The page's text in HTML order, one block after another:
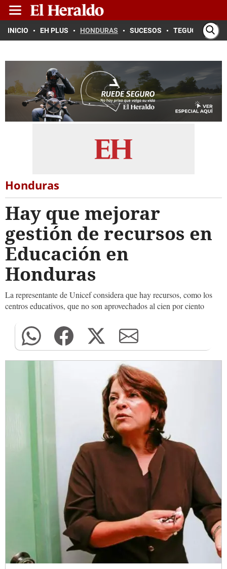
INICIO EH PLUS HONDURAS SUCESOS TEGUCIGALPA
Honduras
Hay que mejorar
gestión de recursos en
Educación en
Honduras
La representante de Unicef considera que hay recursos, como los
centros educativos, que no son aprovechados al cien por ciento